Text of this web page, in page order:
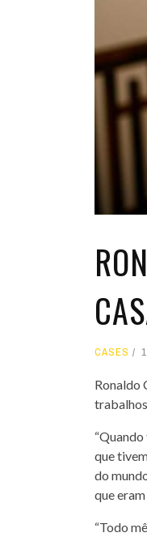
CASES
Ronaldo
que
do
que
“Todo